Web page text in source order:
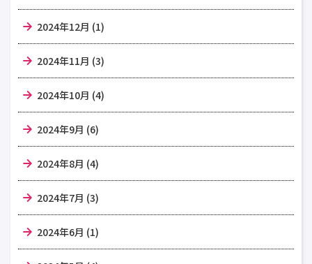
2024年12月 (1)
2024年11月 (3)
2024年10月 (4)
2024年9月 (6)
2024年8月 (4)
2024年7月 (3)
2024年6月 (1)